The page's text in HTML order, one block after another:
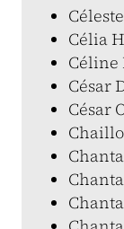
Célia
Céline
César
César